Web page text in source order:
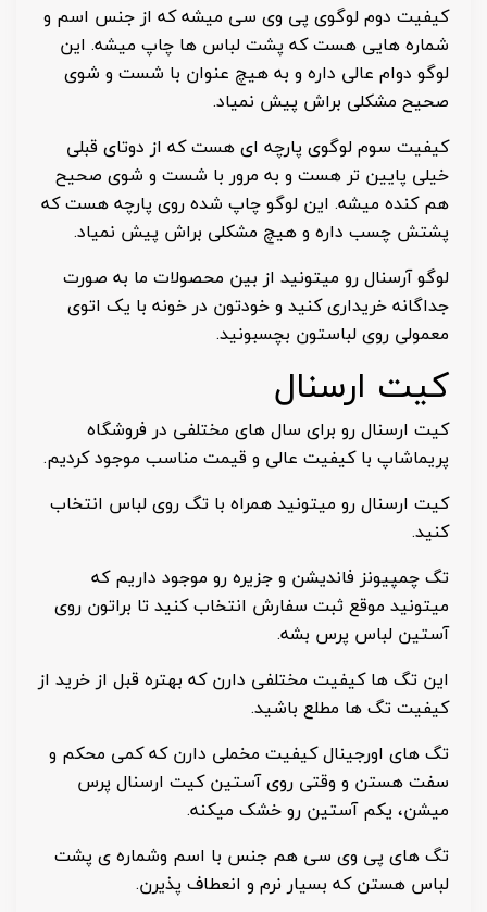
کیفیت دوم لوگوی پی وی سی میشه که از جنس اسم و
شماره هایی هست که پشت لباس ها چاپ میشه. این
لوگو دوام عالی داره و به هیچ عنوان با شست و شوی
صحیح مشکلی براش پیش نمیاد.
کیفیت سوم لوگوی پارچه ای هست که از دوتای قبلی
خیلی پایین تر هست و به مرور با شست و شوی صحیح
هم کنده میشه. این لوگو چاپ شده روی پارچه هست که
پشتش چسب داره و هیچ مشکلی براش پیش نمیاد.
لوگو آرسنال رو میتونید از بین محصولات ما به صورت
جداگانه خریداری کنید و خودتون در خونه با یک اتوی
معمولی روی لباستون بچسبونید.
کیت ارسنال
کیت ارسنال رو برای سال های مختلفی در فروشگاه
پریماشاپ با کیفیت عالی و قیمت مناسب موجود کردیم.
کیت ارسنال رو میتونید همراه با تگ روی لباس انتخاب
کنید.
تگ چمپیونز فاندیشن و جزیره رو موجود داریم که
میتونید موقع ثبت سفارش انتخاب کنید تا براتون روی
آستین لباس پرس بشه.
این تگ ها کیفیت مختلفی دارن که بهتره قبل از خرید از
کیفیت تگ ها مطلع باشید.
تگ های اورجینال کیفیت مخملی دارن که کمی محکم و
سفت هستن و وقتی روی آستین کیت ارسنال پرس
میشن، یکم آستین رو خشک میکنه.
تگ های پی وی سی هم جنس با اسم وشماره ی پشت
لباس هستن که بسیار نرم و انعطاف پذیرن.